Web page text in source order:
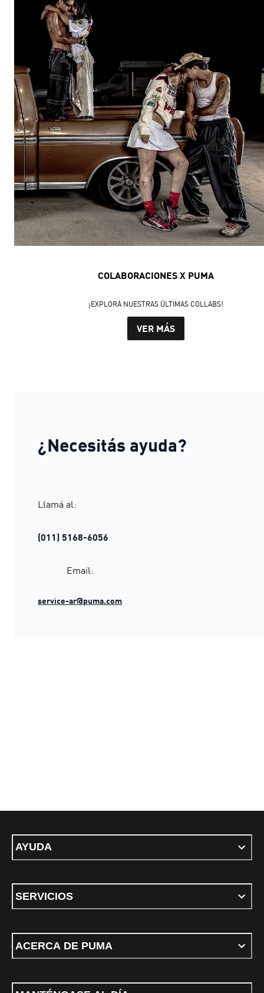
COLABORACIONES X PUMA
¡EXPLORÁ NUESTRAS ÚLTIMAS COLLABS!
VER MÁS
¿Necesitás ayuda?
Llamá al:
(011) 5168-6056
Email:
service-ar@puma.com
AYUDA
SERVICIOS
ACERCA DE PUMA